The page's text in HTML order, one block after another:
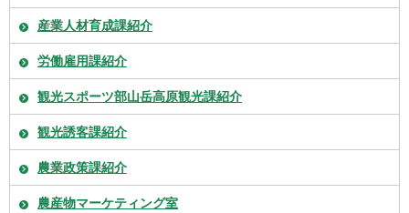
産業人材育成課紹介
労働雇用課紹介
観光スポーツ部山岳高原観光課紹介
観光誘客課紹介
農業政策課紹介
農産物マーケティング室